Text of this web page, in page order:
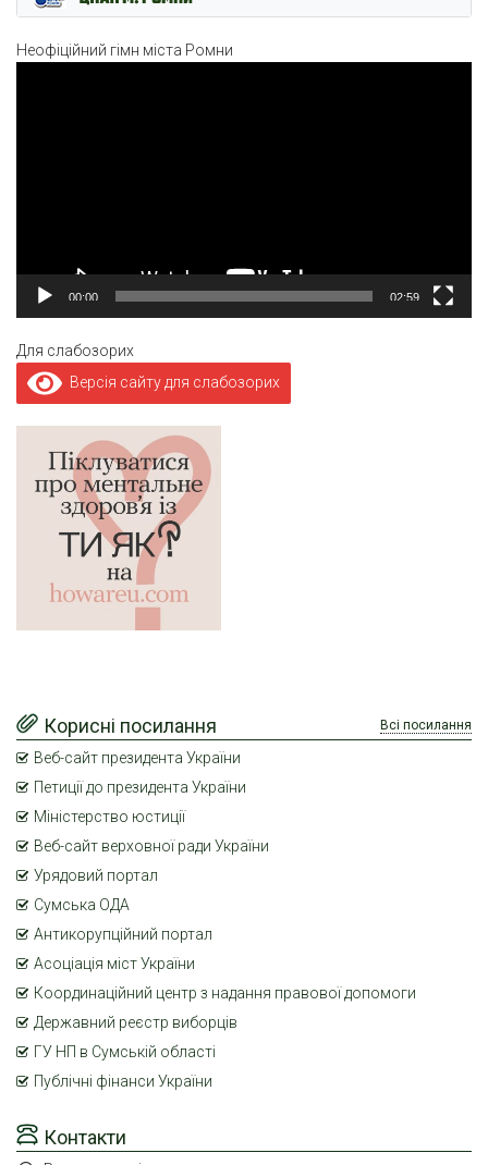
Неофіційний гімн міста Ромни
00:00 02:59
Для слабозорих
Версія сайту для слабозорих
Контакти
Корисні посилання Всі посилання
Веб-сайт президента України
Петиції до президента України
Міністерство юстиції
Веб-сайт верховної ради України
Урядовий портал
Сумська ОДА
Антикорупційний портал
Асоціація міст України
Координаційний центр з надання правової допомоги
Державний реєстр виборців
ГУ НП в Сумській області
Публічні фінанси України